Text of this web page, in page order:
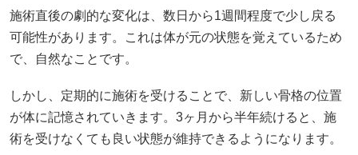
施術直後の劇的な変化は、数日から1週間程度で少し戻る
可能性があります。これは体が元の状態を覚えているため
で、自然なことです。
しかし、定期的に施術を受けることで、新しい骨格の位置
が体に記憶されていきます。3ヶ月から半年続けると、施
術を受けなくても良い状態が維持できるようになります。